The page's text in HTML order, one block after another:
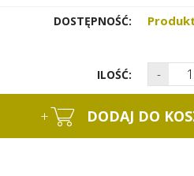
DOSTĘPNOŚĆ:
ILOŚĆ: -
+ DODAJ DO